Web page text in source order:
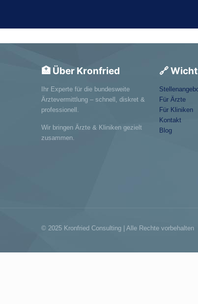
🏥 Über Kronfried
Ihr Experte für die bundesweite
Ärztevermittlung – schnell, diskret &
professionell.
Wir bringen Ärzte & Kliniken gezielt
zusammen.
🔗
Für Ärzte
Für Kliniken
Kontakt
Blog
© 2025 Kronfried Consulting | Alle Rechte vorbehalten